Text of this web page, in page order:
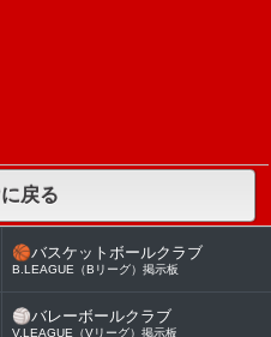
戻る
🏀バスケットボールクラブ
B.LEAGUE（Bリーグ）掲示板
🏐バレーボールクラブ
V.LEAGUE（Vリーグ）掲示板